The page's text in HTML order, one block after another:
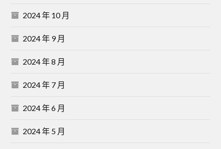
2024 年 10 月
2024 年 9 月
2024 年 8 月
2024 年 7 月
2024 年 6 月
2024 年 5 月